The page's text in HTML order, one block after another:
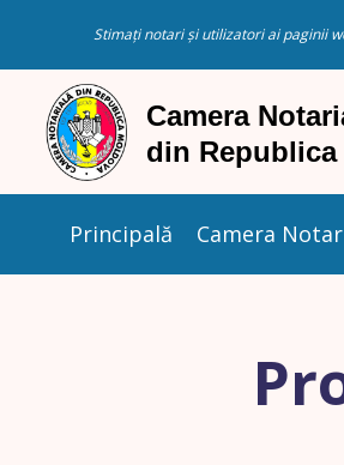
Stimați notari și utilizatori ai paginii
Principală Camera